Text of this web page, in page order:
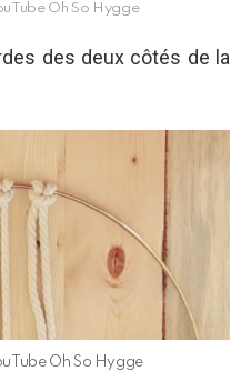
Oh So Hygge
des deux côtés de la
Oh So Hygge